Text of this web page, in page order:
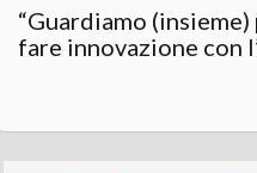
“Guardiamo
fare innovazione con